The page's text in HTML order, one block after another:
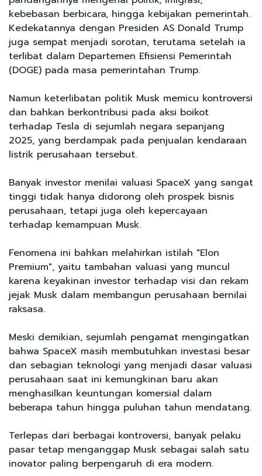
kebebasan berbicara, hingga kebijakan pemerintah.
Kedekatannya dengan Presiden AS Donald Trump
juga sempat menjadi sorotan, terutama setelah ia
terlibat dalam Departemen Efisiensi Pemerintah
(DOGE) pada masa pemerintahan Trump.
Namun keterlibatan politik Musk memicu kontroversi
dan bahkan berkontribusi pada aksi boikot
terhadap Tesla di sejumlah negara sepanjang
2025, yang berdampak pada penjualan kendaraan
listrik perusahaan tersebut.
Banyak investor menilai valuasi SpaceX yang sangat
tinggi tidak hanya didorong oleh prospek bisnis
perusahaan, tetapi juga oleh kepercayaan
terhadap kemampuan Musk.
Fenomena ini bahkan melahirkan istilah "Elon
Premium", yaitu tambahan valuasi yang muncul
karena keyakinan investor terhadap visi dan rekam
jejak Musk dalam membangun perusahaan bernilai
raksasa.
Meski demikian, sejumlah pengamat mengingatkan
bahwa SpaceX masih membutuhkan investasi besar
dan sebagian teknologi yang menjadi dasar valuasi
perusahaan saat ini kemungkinan baru akan
menghasilkan keuntungan komersial dalam
beberapa tahun hingga puluhan tahun mendatang.
Terlepas dari berbagai kontroversi, banyak pelaku
pasar tetap menganggap Musk sebagai salah satu
inovator paling berpengaruh di era modern.